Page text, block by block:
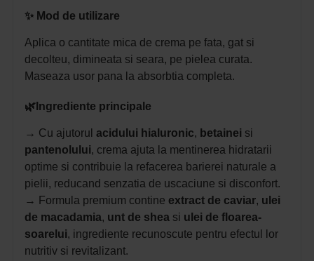
✨ Mod de utilizare
Aplica o cantitate mica de crema pe fata, gat si
decolteu, dimineata si seara, pe pielea curata.
Maseaza usor pana la absorbtia completa.
🌿Ingrediente principale
→ Cu ajutorul acidului hialuronic, betainei si
pantenolului, crema ajuta la mentinerea hidratarii
optime si contribuie la refacerea barierei naturale a
pielii, reducand senzatia de uscaciune si disconfort.
→ Formula premium contine extract de caviar, ulei
de macadamia, unt de shea si ulei de floarea-
soarelui, ingrediente recunoscute pentru efectul lor
nutritiv si revitalizant.